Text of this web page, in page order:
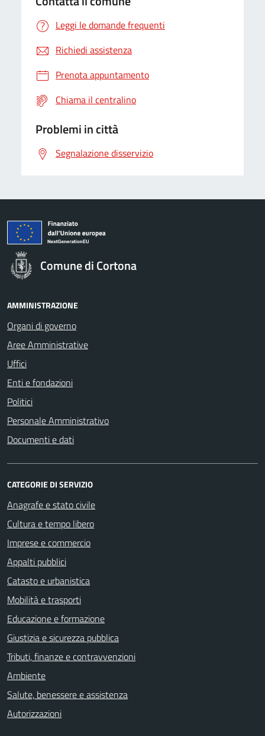
Leggi le domande frequenti
Richiedi assistenza
Prenota appuntamento
Chiama il centralino
Problemi in città
Segnalazione disservizio
Comune di Cortona
AMMINISTRAZIONE
Organi di governo
Aree Amministrative
Uffici
Enti e fondazioni
Politici
Personale Amministrativo
Documenti e dati
CATEGORIE DI SERVIZIO
Anagrafe e stato civile
Cultura e tempo libero
Imprese e commercio
Appalti pubblici
Catasto e urbanistica
Mobilità e trasporti
Educazione e formazione
Giustizia e sicurezza pubblica
Tributi, finanze e contravvenzioni
Ambiente
Salute, benessere e assistenza
Autorizzazioni